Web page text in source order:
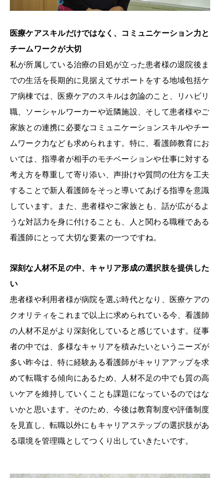
医療ケアスキルだけではなく、コミュニケーション力と
チームワークが大切
私が所属している治療の目処が立った患者様の退院後ま
での生活を長期的に見据えてサポートをする地域包括ケ
ア病棟では、医療ケアのスキルは勿論のこと、リハビリ
職、ソーシャルワーカーや近隣施設、そして患者様やご
家族との連携に必要なコミュニケーションスキルやチー
ムワーク力なども求められます。特に、看護師教育にお
いては、指導者が相手のモチベーションや仕事に対する
考え方を尊重して寄り添い、声掛けや質問の仕方を工夫
することで新人看護師をそっと導いてあげる指導を意識
しています。また、患者様やご家族とも、話が広がるよ
うな対話力を身に付けることも、人と関わる職種である
看護師にとって大切な要素の一つですね。
深刻な人材不足の中、キャリア形成の選択肢を提供した
い
患者様や利用者様が病院を選ぶ時代となり、医療ケアの
クオリティをこれまで以上に求められている今、看護師
の人材不足がより深刻化していると感じています。従事
者の中では、多様なキャリアを積みたいというニーズが
多い昨今は、特に経験ある看護師がキャリアアップを求
めて転職する傾向にあるため、人材不足の中でも質の高
いケアを維持していくことも課題になっているのではな
いかと思います。そのため、今後は教育制度や評価制度
を見直し、転職以外にもキャリアステップの選択肢があ
る環境を管理職としてつくり出していきたいです。